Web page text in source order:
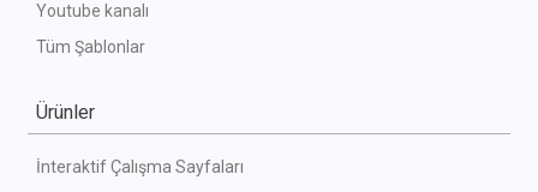
Youtube kanalı
Tüm Şablonlar
Ürünler
İnteraktif Çalışma Sayfaları